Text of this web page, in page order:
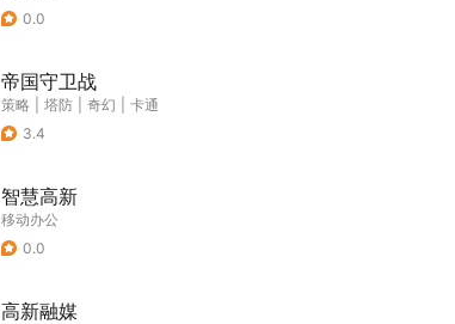
0.0
帝国守卫战
策略 塔防 奇幻
卡通
3.4
智慧高新
移动办公
0.0
高新融媒